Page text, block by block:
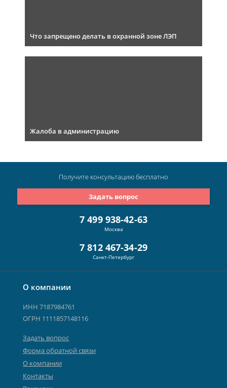
Что запрещено делать в охранной зоне ЛЭП
Жалоба в администрацию
О компании
ИНН 7187984761
ОГРН 1111857148116
Задать вопрос
Форма обратной связи
О компании
Контакты
7 499 938-42-63
Москва
7 812 467-34-29
Санкт-Петербург
Задать вопрос
Получите консультациюбесплатно